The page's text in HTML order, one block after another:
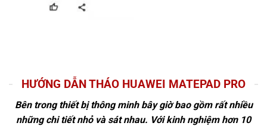
HƯỚNG DẪN THÁO HUAWEI MATEPAD PRO
Bên trong thiết bị thông minh bây giờ bao gồm rất nhiều
những chi tiết nhỏ và sát nhau. Với kinh nghiệm hơn 10